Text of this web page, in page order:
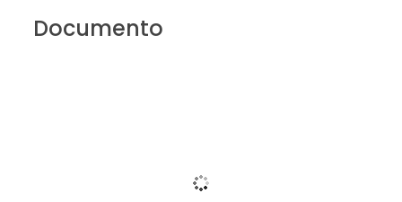
Documento